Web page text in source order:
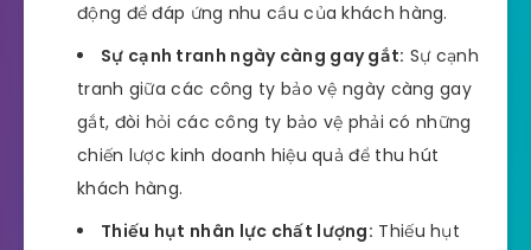
động để đáp ứng nhu cầu của khách hàng.
Sự cạnh tranh ngày càng gay gắt: Sự cạnh
tranh giữa các công ty bảo vệ ngày càng gay
gắt, đòi hỏi các công ty bảo vệ phải có những
chiến lược kinh doanh hiệu quả để thu hút
khách hàng.
Thiếu hụt nhân lực chất lượng: Thiếu hụt